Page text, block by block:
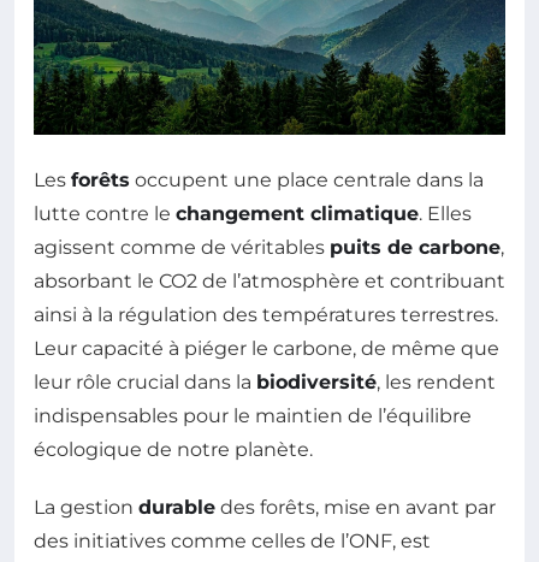
Les forêts occupent une place centrale dans la
lutte contre le changement climatique. Elles
agissent comme de véritables puits de carbone,
absorbant le CO2 de l’atmosphère et contribuant
ainsi à la régulation des températures terrestres.
Leur capacité à piéger le carbone, de même que
leur rôle crucial dans la biodiversité, les rendent
indispensables pour le maintien de l’équilibre
écologique de notre planète.
La gestion durable des forêts, mise en avant par
des initiatives comme celles de l’ONF, est